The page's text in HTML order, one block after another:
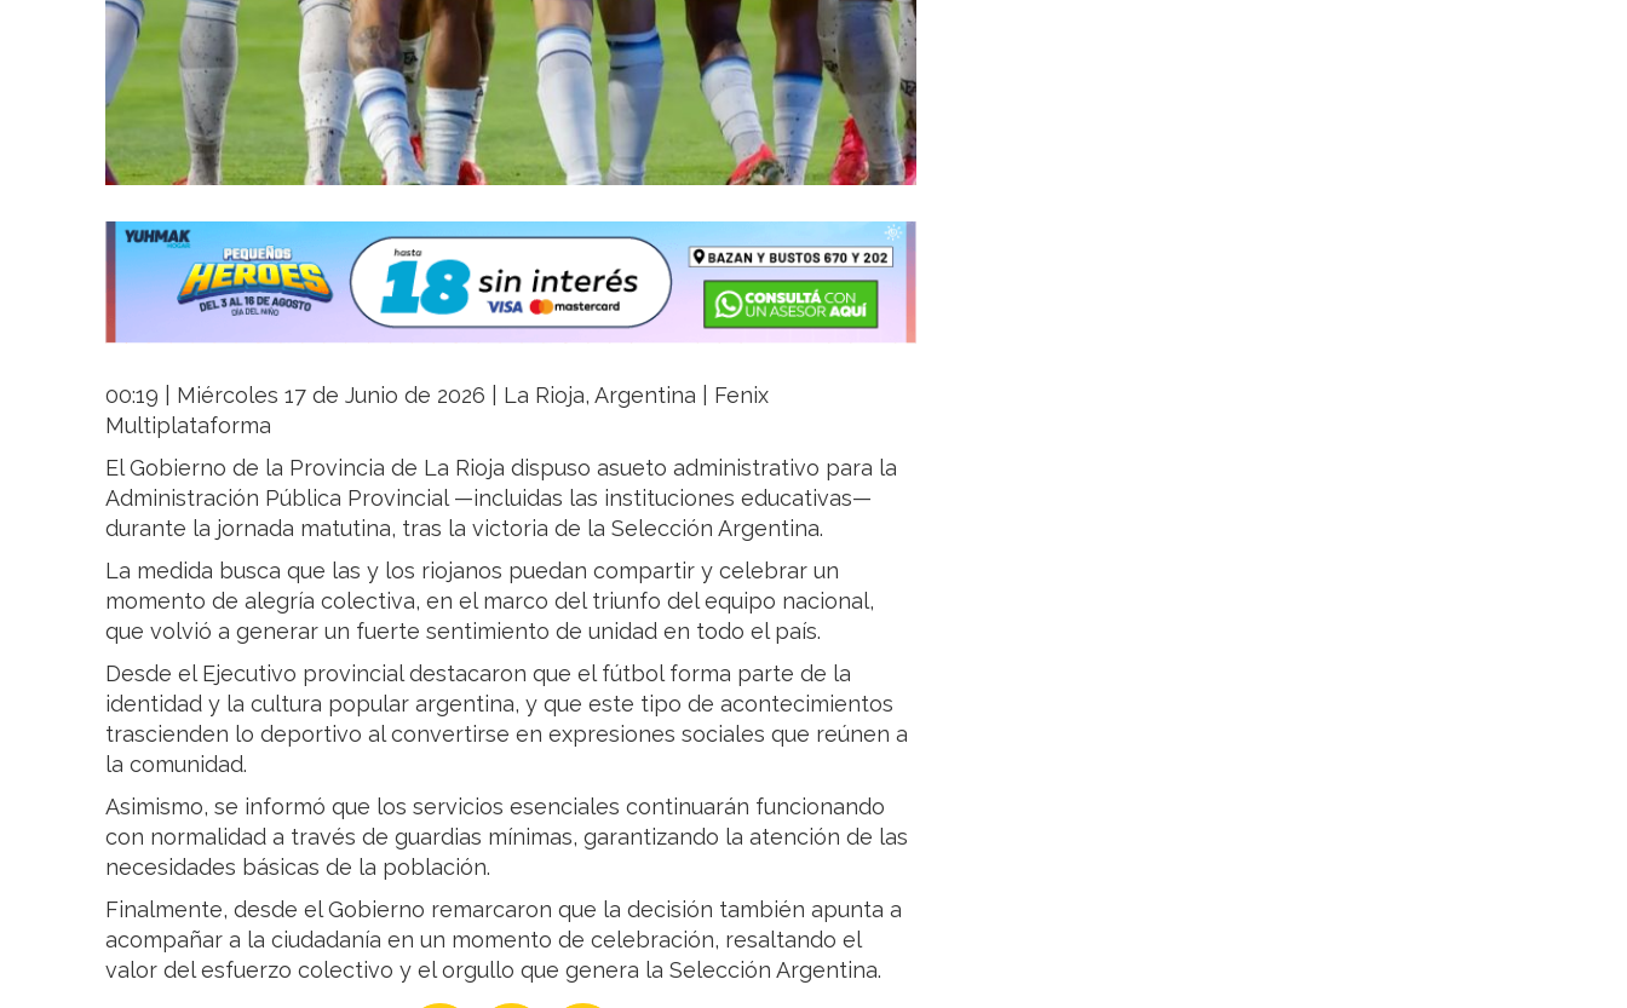
00:19 | Miércoles 17 de Junio de 2026 | La Rioja, Argentina | Fenix
Multiplataforma
El Gobierno de la Provincia de La Rioja dispuso asueto administrativo para la
Administración Pública Provincial —incluidas las instituciones educativas—
durante la jornada matutina, tras la victoria de la Selección Argentina.
La medida busca que las y los riojanos puedan compartir y celebrar un
momento de alegría colectiva, en el marco del triunfo del equipo nacional,
que volvió a generar un fuerte sentimiento de unidad en todo el país.
Desde el Ejecutivo provincial destacaron que el fútbol forma parte de la
identidad y la cultura popular argentina, y que este tipo de acontecimientos
trascienden lo deportivo al convertirse en expresiones sociales que reúnen a
la comunidad.
Asimismo, se informó que los servicios esenciales continuarán funcionando
con normalidad a través de guardias mínimas, garantizando la atención de las
necesidades básicas de la población.
Finalmente, desde el Gobierno remarcaron que la decisión también apunta a
acompañar a la ciudadanía en un momento de celebración, resaltando el
valor del esfuerzo colectivo y el orgullo que genera la Selección Argentina.